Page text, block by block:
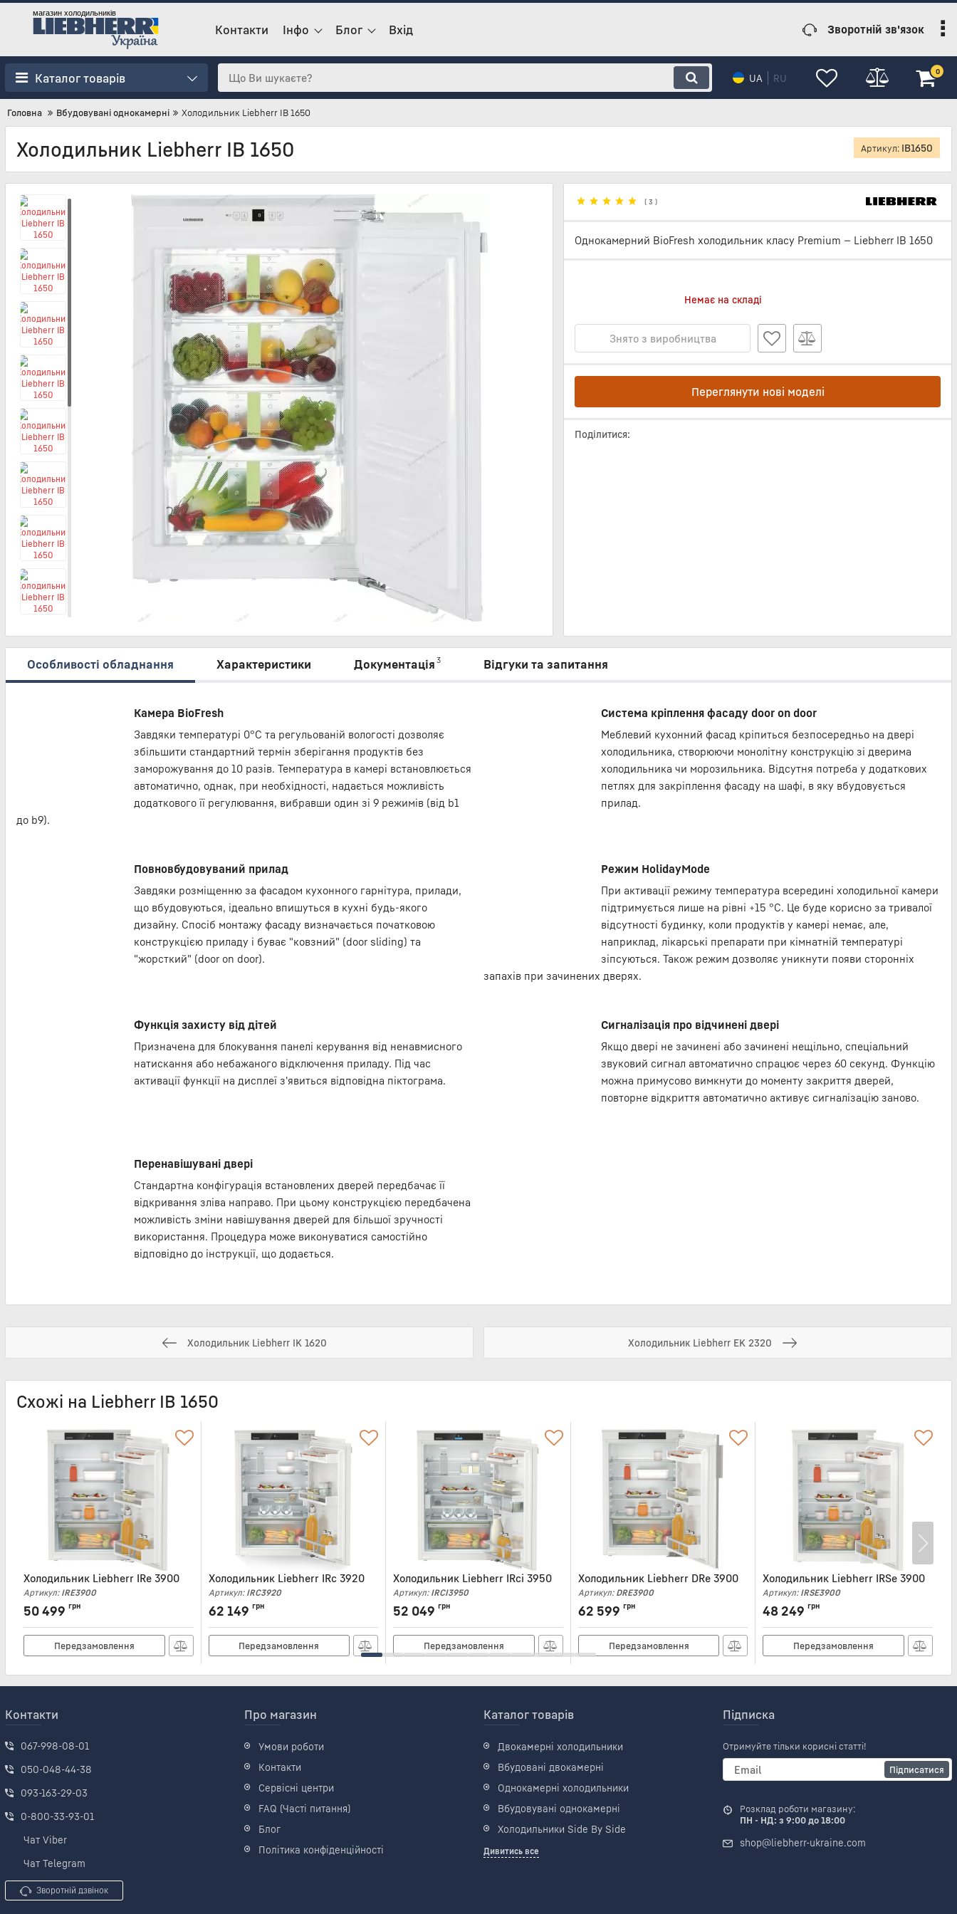
магазин холодильників
Контакти Інфо Блог Вхід Зворотній зв'язок
Каталог товарів RU
UA
0
Головна Вбудовувані однокамерні Холодильник Liebherr IB 1650
Холодильник Liebherr IB 1650 Артикул: IB1650
( 3 )
Однокамерний BioFresh холодильник класу Premium — Liebherr IB 1650
Немає на складі
Знято з виробництва
Переглянути нові моделі
Поділитися:
Особливості обладнання Характеристики Документація 3 Відгуки та запитання
Камера BioFresh
Завдяки температурі 0°С та регульованій вологості дозволяє
збільшити стандартний термін зберігання продуктів без
заморожування до 10 разів. Температура в камері встановлюється
автоматично, однак, при необхідності, надається можливість
додаткового її регулювання, вибравши один зі 9 режимів (від b1
до b9).
Система кріплення фасаду door on door
Меблевий кухонний фасад кріпиться безпосередньо на двері
холодильника, створюючи монолітну конструкцію зі дверима
холодильника чи морозильника. Відсутня потреба у додаткових
петлях для закріплення фасаду на шафі, в яку вбудовується
прилад.
Повновбудовуваний прилад
Завдяки розміщенню за фасадом кухонного гарнітура, прилади,
що вбудовуються, ідеально впишуться в кухні будь-якого
дизайну. Спосіб монтажу фасаду визначається початковою
конструкцією приладу і буває "ковзний" (door sliding) та
"жорсткий" (door on door).
Режим HolidayMode
При активації режиму температура всередині холодильної камери
підтримується лише на рівні +15 °С. Це буде корисно за тривалої
відсутності будинку, коли продуктів у камері немає, але,
наприклад, лікарські препарати при кімнатній температурі
зіпсуються. Також режим дозволяє уникнути появи сторонніх
запахів при зачинених дверях.
Функція захисту від дітей
Призначена для блокування панелі керування від ненавмисного
натискання або небажаного відключення приладу. Під час
активації функції на дисплеї з'явиться відповідна піктограма.
Сигналізація про відчинені двері
Якщо двері не зачинені або зачинені нещільно, спеціальний
звуковий сигнал автоматично спрацює через 60 секунд. Функцію
можна примусово вимкнути до моменту закриття дверей,
повторне відкриття автоматично активує сигналізацію заново.
Перенавішувані двері
Стандартна конфігурація встановлених дверей передбачає її
відкривання зліва направо. При цьому конструкцією передбачена
можливість зміни навішування дверей для більшої зручності
використання. Процедура може виконуватися самостійно
відповідно до інструкції, що додається.
Холодильник Liebherr IK 1620 Холодильник Liebherr EK 2320
Схожі на Liebherr IB 1650
Холодильник Liebherr IRe 3900
Артикул: IRE3900
50 499 грн
Передзамовлення
Холодильник Liebherr IRc 3920
Артикул: IRC3920
62 149 грн
Передзамовлення
Холодильник Liebherr IRci 3950
Артикул: IRCI3950
52 049 грн
Передзамовлення
Холодильник Liebherr DRe 3900
Артикул: DRE3900
62 599 грн
Передзамовлення
Холодильник Liebherr IRSe 3900
Артикул: IRSE3900
48 249 грн
Передзамовлення
Контакти
067-998-08-01
050-048-44-38
093-163-29-03
0-800-33-93-01
Чат Viber
Чат Telegram
Зворотній дзвінок
Про магазин
Умови роботи
Контакти
Сервісні центри
FAQ (Часті питання)
Блог
Політика конфіденційності
Каталог товарів
Двокамерні холодильники
Вбудовані двокамерні
Однокамерні холодильники
Вбудовувані однокамерні
Холодильники Side By Side
Дивитись все
Підписка
Отримуйте тільки корисні статті!
Підписатися
Розклад роботи магазину:
ПН - НД: з 9:00 до 18:00
shop@liebherr-ukraine.com